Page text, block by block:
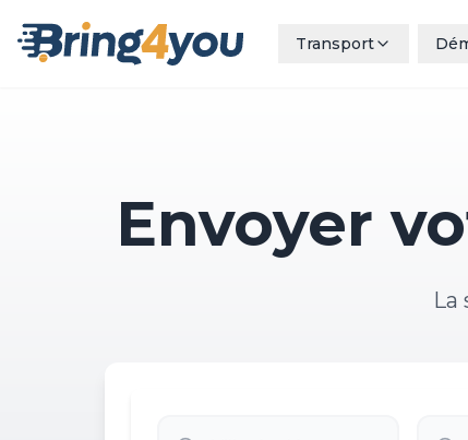
Transport
Envoyer
La